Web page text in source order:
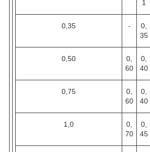
1
0,35 -
0,
35
0,50
0,
60
0,
40
0,75
0,
60
0,
40
1,0
0,
70
0,
45